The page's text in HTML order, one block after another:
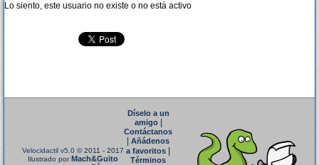
Lo siento, este usuario no existe o no está activo
Velocidactil v5.0 © 2011 - 2017
Ilustrado porMach&Guito
Díselo a un
amigo|
Contáctanos
Añádenos
a favoritos
Términos